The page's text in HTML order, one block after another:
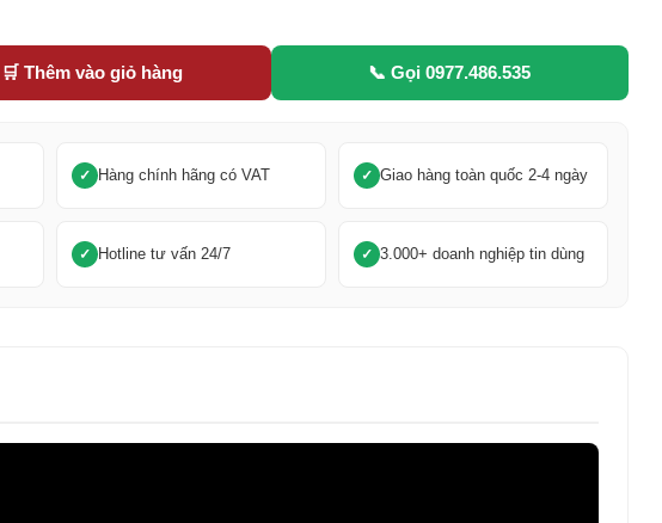
🛒 Thêm vào giỏ hàng 📞 Gọi 0977.486.535
Hàng chính hãng có VAT Giao hàng toàn quốc 2-4 ngày
Hotline tư vấn 24/7 3.000+ doanh nghiệp tin dùng